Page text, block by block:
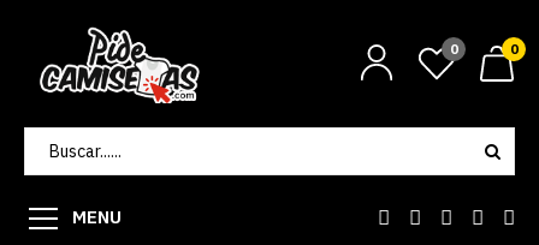
0 0
MENU